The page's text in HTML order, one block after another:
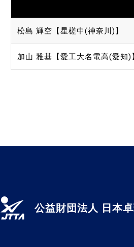
松島 輝空【星槎中(神奈川)】
加山 雅基【愛工大名電高(愛知)
公益財団法人 日本